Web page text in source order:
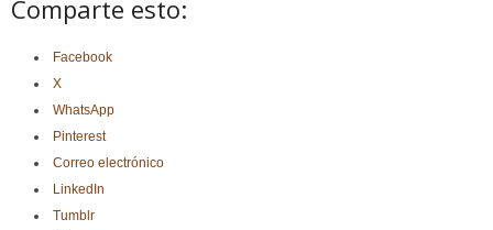
Comparte esto:
Facebook
X
WhatsApp
Pinterest
Correo electrónico
LinkedIn
Tumblr